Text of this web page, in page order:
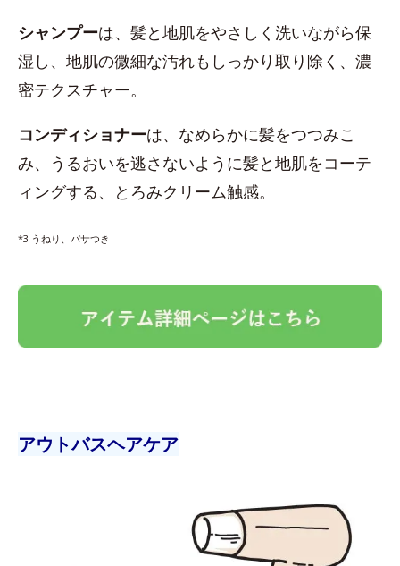
シャンプーは、髪と地肌をやさしく洗いながら保
湿し、地肌の微細な汚れもしっかり取り除く、濃
密テクスチャー。
コンディショナーは、なめらかに髪をつつみこ
み、うるおいを逃さないように髪と地肌をコーテ
ィングする、とろみクリーム触感。
*3 うねり、パサつき
アウトバスヘアケア